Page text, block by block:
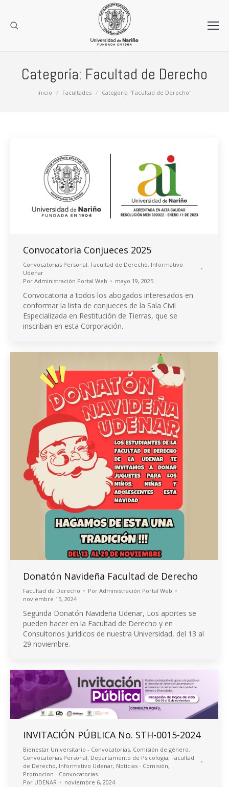
Categoría: Facultad de Derecho
Estás aquí:Inicio Facultades Categoría "Facultad de Derecho"
Convocatoria Conjueces 2025
Convocatorias Personal, Facultad de Derecho, Informativo
Udenar
Por Administración Portal Web mayo 19, 2025
Convocatoria a todos los abogados interesados en
conformar la lista de conjueces de la Sala Civil
Especializada en Restitución de Tierras, que se
inscriban en esta Corporación.
Donatón Navideña Facultad de Derecho
Facultad de Derecho Por Administración Portal Web
noviembre 15, 2024
Segunda Donatón Navideña Udenar, Los aportes se
pueden hacer en la Facultad de Derecho y en
Consultorios Jurídicos de nuestra Universidad, del 13 al
29 noviembre.
INVITACIÓN PÚBLICA No. STH-0015-2024
Bienestar Universitario - Convocatorias, Comisión de género,
Convocatorias Personal, Departamento de Psicología, Facultad
de Derecho, Informativo Udenar, Noticias - Comisión,
Promocion - Convocatorias
Por UDENAR noviembre 6, 2024